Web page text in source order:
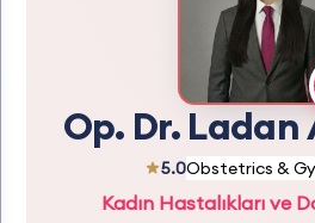
Op. Dr.
5.0Obstetrics &
Kadın Hastalıkları ve